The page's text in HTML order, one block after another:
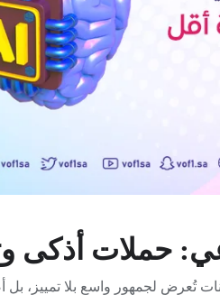
حملات أذكى
تُعرض لجمهور واسع بلا تمييز، بل